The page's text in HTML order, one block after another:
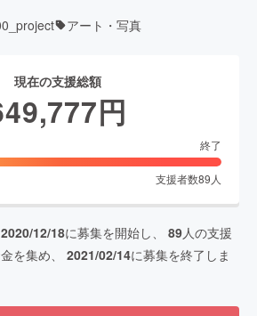
アート・写真
現在の支援総額
円
終了
支援者数89 人
2020/12/18に募集を開始し、 89人の支援
を集め、 2021/02/14に募集を終了しま